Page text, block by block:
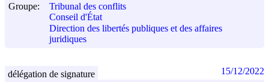
Groupe:
Tribunal des conflits
Conseil d'État
Direction des libertés publiques et des affaires
juridiques
délégation de signature 15/12/2022